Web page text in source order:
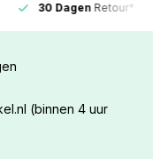
30 DagenRetour*
(binnen 4 uur